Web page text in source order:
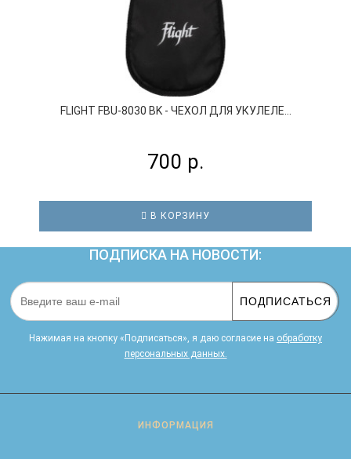
FLIGHT FBU-8030 BK - ЧЕХОЛ ДЛЯ УКУЛЕЛЕ...
700 р.
В КОРЗИНУ
ПОДПИСКА НА НОВОСТИ:
ПОДПИСАТЬСЯ
Нажимая на кнопку «Подписаться», я даю cогласие на обработку
персональных данных.
ИНФОРМАЦИЯ